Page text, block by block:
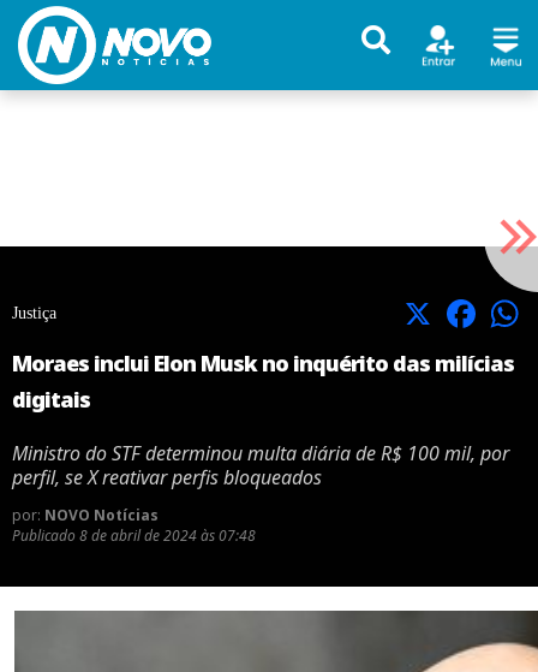
Justiça X Facebook
Moraes inclui Elon Musk no inquérito das milícias
digitais
Ministro do STF determinou multa diária de R$ 100 mil, por
perfil, se X reativar perfis bloqueados
por: NOVO Notícias
Publicado 8 de abril de 2024 às 07:48